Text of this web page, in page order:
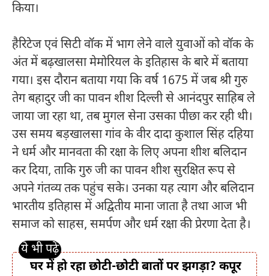
किया।
हैरिटेज एवं सिटी वॉक में भाग लेने वाले युवाओं को वॉक के
अंत में बढ़खालसा मेमोरियल के इतिहास के बारे में बताया
गया। इस दौरान बताया गया कि वर्ष 1675 में जब श्री गुरु
तेग बहादुर जी का पावन शीश दिल्ली से आनंदपुर साहिब ले
जाया जा रहा था, तब मुगल सेना उसका पीछा कर रही थी।
उस समय बड़खालसा गांव के वीर दादा कुशाल सिंह दहिया
ने धर्म और मानवता की रक्षा के लिए अपना शीश बलिदान
कर दिया, ताकि गुरु जी का पावन शीश सुरक्षित रूप से
अपने गंतव्य तक पहुंच सके। उनका यह त्याग और बलिदान
भारतीय इतिहास में अद्वितीय माना जाता है तथा आज भी
समाज को साहस, समर्पण और धर्म रक्षा की प्रेरणा देता है।
घर में हो रहा छोटी-छोटी बातों पर झगड़ा? कपूर